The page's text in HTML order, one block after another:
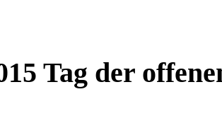
Tag der